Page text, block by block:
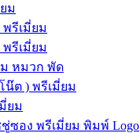
ม
รีเมี่ยม
รีเมี่ยม
หมวก พัด
น๊ต ) พรีเมี่ยม
ยม
ซอง พรีเมี่ยม พิมพ์ Logo